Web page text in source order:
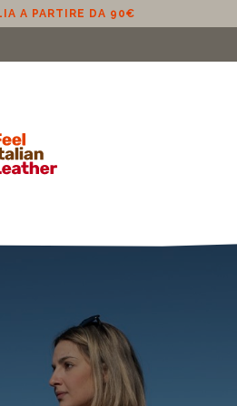
A PARTIRE DA 90€